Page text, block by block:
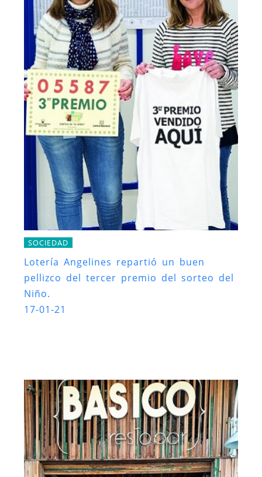
SOCIEDAD
Lotería Angelines repartió un buen
pellizco del tercer premio del sorteo del
Niño.
17-01-21